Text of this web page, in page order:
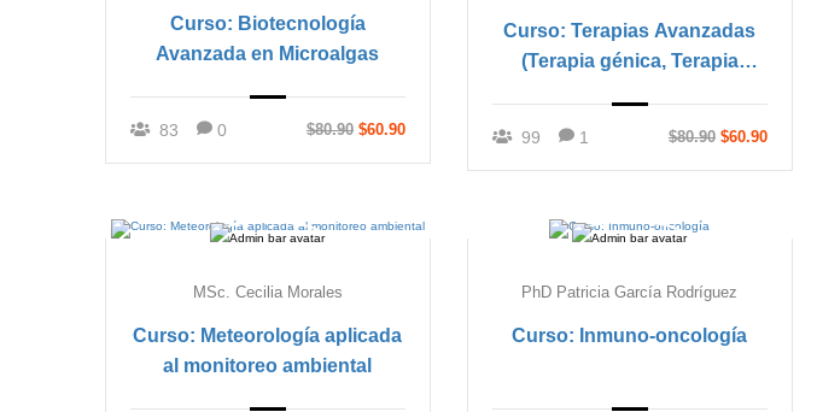
Curso: Biotecnología
Avanzada en Microalgas
83 0 $80.90$60.90
Curso: Terapias Avanzadas
(Terapia génica, Terapia
99 1 $80.90$60.90
MSc. Cecilia Morales
Curso: Meteorología aplicada
al monitoreo ambiental
PhD Patricia García Rodríguez
Curso: Inmuno-oncología